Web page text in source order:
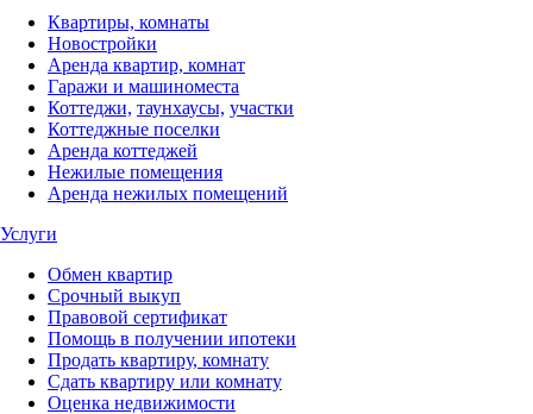
Квартиры, комнаты
Новостройки
Аренда квартир, комнат
Гаражи и машиноместа
Коттеджи, таунхаусы, участки
Коттеджные поселки
Аренда коттеджей
Нежилые помещения
Аренда нежилых помещений
Услуги
Обмен квартир
Срочный выкуп
Правовой сертификат
Помощь в получении ипотеки
Продать квартиру, комнату
Сдать квартиру или комнату
Оценка недвижимости